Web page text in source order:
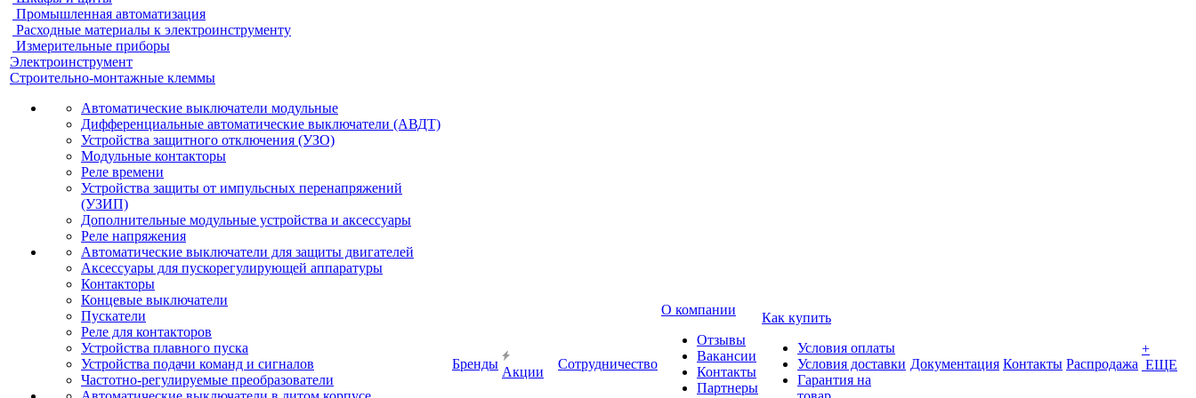
Промышленная автоматизация
Расходные материалы к электроинструменту
Измерительные приборы
Электроинструмент
Строительно-монтажные клеммы
Автоматические выключатели модульные
Дифференциальные автоматические выключатели (АВДТ)
Устройства защитного отключения (УЗО)
Модульные контакторы
Реле времени
Устройства защиты от импульсных перенапряжений
(УЗИП)
Дополнительные модульные устройства и аксессуары
Реле напряжения
Автоматические выключатели для защиты двигателей
Аксессуары для пускорегулирующей аппаратуры
Контакторы
Концевые выключатели
Пускатели
Реле для контакторов
Устройства плавного пуска
Устройства подачи команд и сигналов
Частотно-регулируемые преобразователи
Бренды
Акции
Сотрудничество
О компании
Отзывы
Вакансии
Контакты
Партнеры
Как купить
Условия оплаты
Условия доставки
Гарантия на
Документация Контакты Распродажа
+
ЕЩЕ